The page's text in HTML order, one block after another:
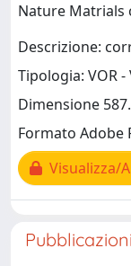
Nature Matrials
Descrizione:
Tipologia: VOR
Dimensione
Formato Adobe
Visualizza/